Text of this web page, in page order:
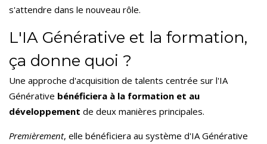
s'attendre dans le nouveau rôle.
L'IA Générative et la formation,
ça donne quoi ?
Une approche d'acquisition de talents centrée sur l'IA
Générative bénéficiera à la formation et au
développement de deux manières principales.
Premièrement, elle bénéficiera au système d'IA Générative